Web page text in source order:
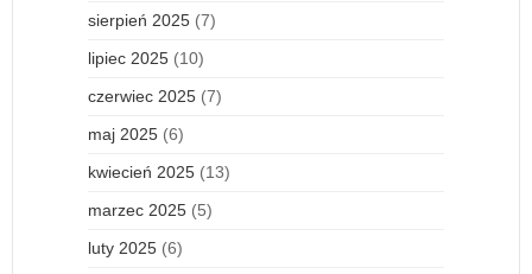
sierpień 2025 (7)
lipiec 2025 (10)
czerwiec 2025 (7)
maj 2025 (6)
kwiecień 2025 (13)
marzec 2025 (5)
luty 2025 (6)